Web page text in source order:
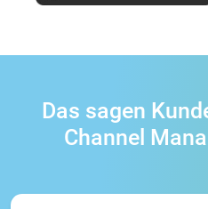
Das sagen
Channel